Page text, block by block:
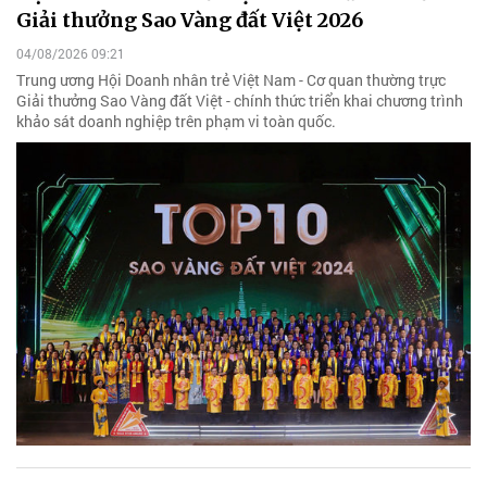
Giải thưởng Sao Vàng đất Việt 2026
04/08/2026 09:21
Trung ương Hội Doanh nhân trẻ Việt Nam - Cơ quan thường trực
Giải thưởng Sao Vàng đất Việt - chính thức triển khai chương trình
khảo sát doanh nghiệp trên phạm vi toàn quốc.